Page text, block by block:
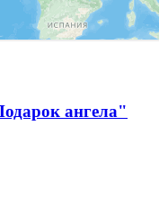
ангела"